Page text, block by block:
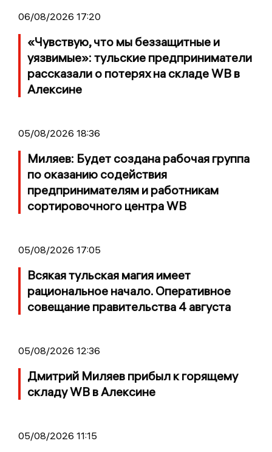
06/08/2026 17:20
«Чувствую, что мы беззащитные и
уязвимые»: тульские предприниматели
рассказали о потерях на складе WB в
Алексине
05/08/2026 18:36
Миляев: Будет создана рабочая группа
по оказанию содействия
предпринимателям и работникам
сортировочного центра WB
05/08/2026 17:05
Всякая тульская магия имеет
рациональное начало. Оперативное
совещание правительства 4 августа
05/08/2026 12:36
Дмитрий Миляев прибыл к горящему
складу WB в Алексине
05/08/2026 11:15